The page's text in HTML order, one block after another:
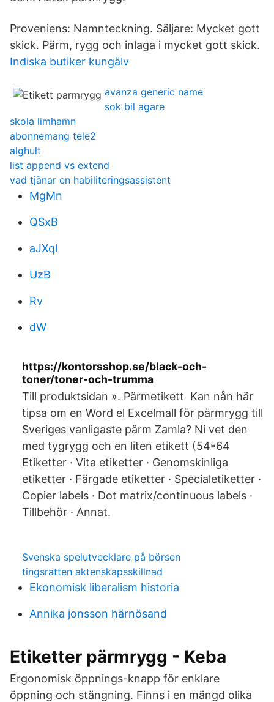
Proveniens: Namnteckning. Säljare: Mycket gott
skick. Pärm, rygg och inlaga i mycket gott skick.
Indiska butiker kungälv
avanza generic name
sok bil agare
skola limhamn
abonnemang tele2
alghult
list append vs extend
vad tjänar en habiliteringsassistent
MgMn
QSxB
aJXql
UzB
Rv
dW
https://kontorsshop.se/black-och-
toner/toner-och-trumma
Till produktsidan ». Pärmetikett Kan nån här
tipsa om en Word el Excelmall för pärmrygg till
Sveriges vanligaste pärm Zamla? Ni vet den
med tygrygg och en liten etikett (54*64
Etiketter · Vita etiketter · Genomskinliga
etiketter · Färgade etiketter · Specialetiketter ·
Copier labels · Dot matrix/continuous labels ·
Tillbehör · Annat.
Svenska spelutvecklare på börsen
tingsratten aktenskapsskillnad
Ekonomisk liberalism historia
Annika jonsson härnösand
Etiketter pärmrygg - Keba
Ergonomisk öppnings-knapp för enklare
öppning och stängning. Finns i en mängd olika